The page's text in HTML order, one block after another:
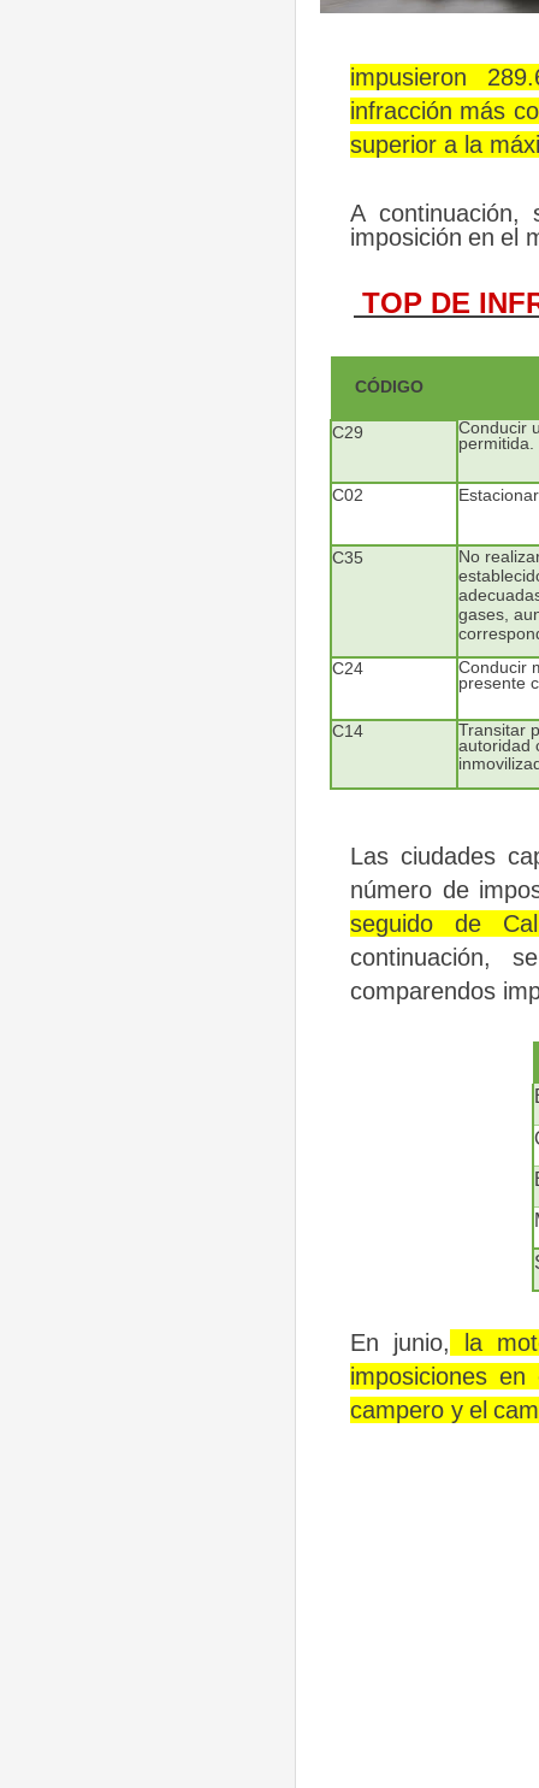
impusieron
infracción más
superior a la
A continuación,
imposición en el
TOP DE
CÓDIGO
C29
Conducir
permitida.
C02
C35
No
gases,
C24
Conducir
presente
C14
Transitar
autoridad
Las ciudades
número de
seguido
de
continuación,
se
comparendos
En junio, la
imposiciones
campero y el